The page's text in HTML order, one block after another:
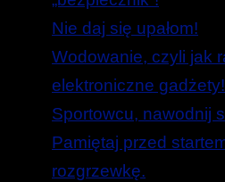
Nie daj się upałom!
Wodowanie, czyli jak
elektroniczne gadżety!
Sportowcu, nawodnij
Pamiętaj przed
rozgrzewkę.